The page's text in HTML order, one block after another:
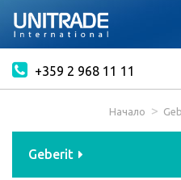
+359 2 968 11 11
Начало
Geberit